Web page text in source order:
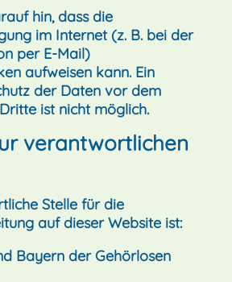
hin, dass die
im Internet (z. B. bei der
per E-Mail)
aufweisen kann. Ein
der Daten vor dem
ist nicht möglich.
verantwortlichen
Stelle für die
auf dieser Website ist:
Bayern der Gehörlosen